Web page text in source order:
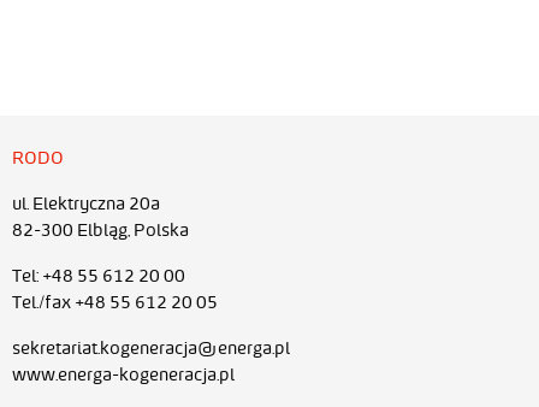
RODO
ul. Elektryczna 20a
82-300 Elbląg, Polska
Tel: +48 55 612 20 00
Tel./fax +48 55 612 20 05
sekretariat.kogeneracja@energa.pl
www.energa-kogeneracja.pl